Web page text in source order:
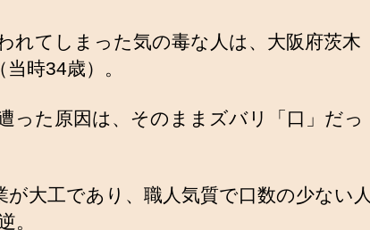
れてしまった気の毒な人は、大阪府茨木
時34歳）。
った原因は、そのままズバリ「口」だっ
が大工であり、職人気質で口数の少ない人
。